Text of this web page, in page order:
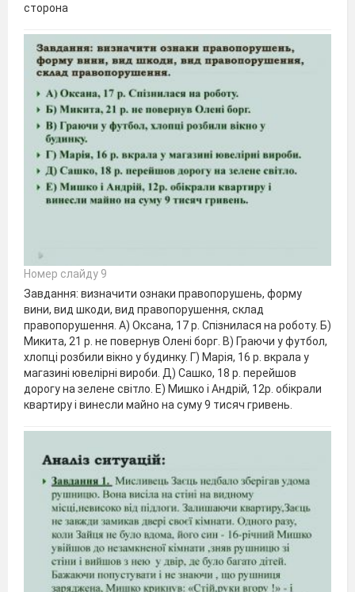
сторона
Номер слайду 9
Завдання: визначити ознаки правопорушень, форму
вини, вид шкоди, вид правопорушення, склад
правопорушення. А) Оксана, 17 р. Спізнилася на роботу. Б)
Микита, 21 р. не повернув Олені борг. В) Граючи у футбол,
хлопці розбили вікно у будинку. Г) Марія, 16 р. вкрала у
магазині ювелірні вироби. Д) Сашко, 18 р. перейшов
дорогу на зелене світло. Е) Мишко і Андрій, 12р. обікрали
квартиру і винесли майно на суму 9 тисяч гривень.